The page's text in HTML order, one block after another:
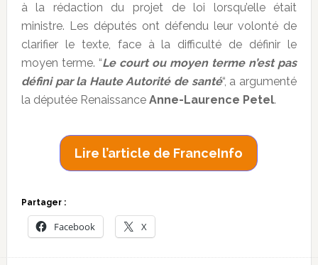
à la rédaction du projet de loi lorsqu’elle était
ministre. Les députés ont défendu leur volonté de
clarifier le texte, face à la difficulté de définir le
moyen terme. “Le court ou moyen terme n’est pas
défini par la Haute Autorité de santé“, a argumenté
la députée Renaissance Anne-Laurence Petel.
Lire l’article de FranceInfo
Partager :
Facebook X